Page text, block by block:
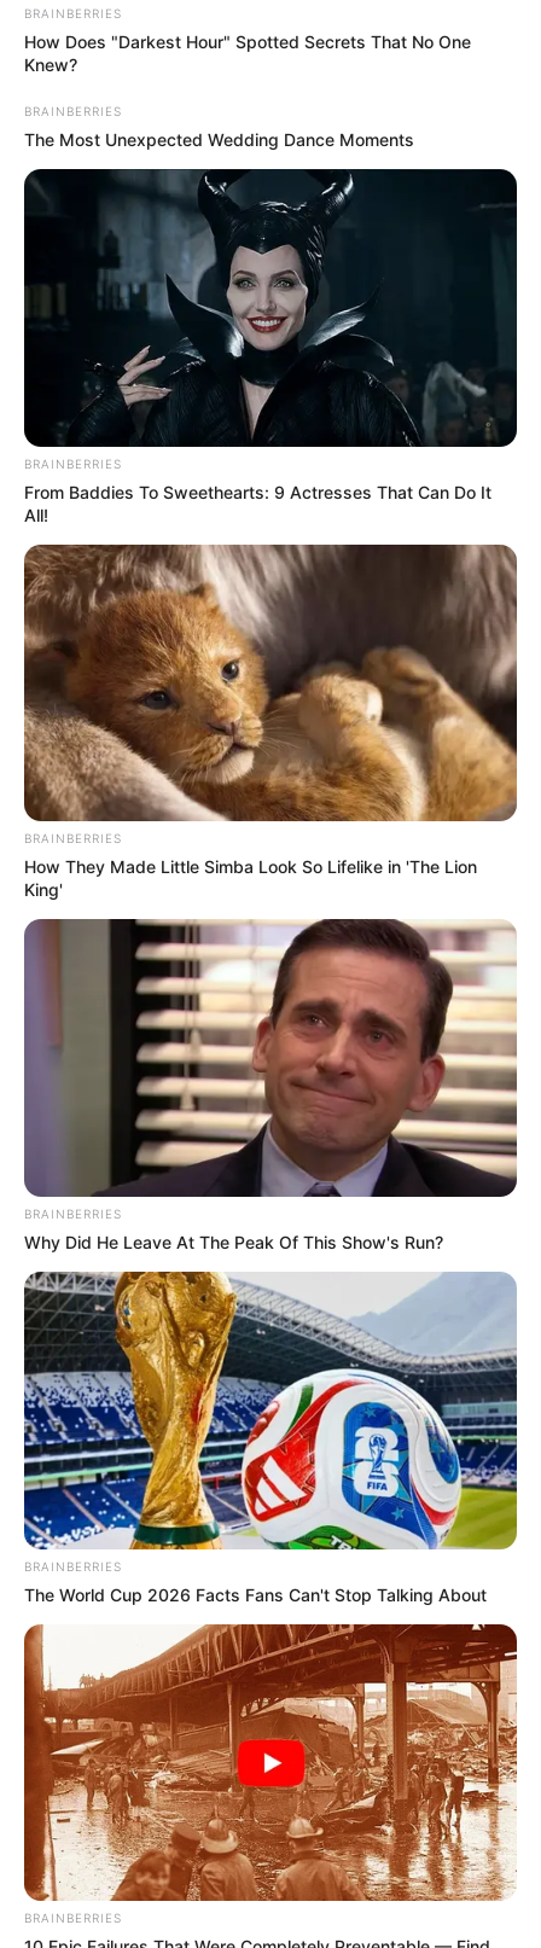
การงาน :งานค่อนข้างดี บางท่านพบช่องทางสร้างรายได้
ใหม่ๆ จากงานใหม่ ใครเล่นหุ้น ค้าขาย หรือเป็นเซลค่อน
ข้างไปได้ดี งานประจำทั่วไปได้รับความร่วมมืออย่างดีจึงไม่
น่ากังวลใจ
การเงิน :มีเกณฑ์ได้เงินมาจากเสน่หา บางท่านพบช่อง
ทางสร้างรายได้ใหม่ๆ จากสิ่งที่ชอบ เดือนนี้รายได้ดี เป็น
อีกเดือนที่ยิ้มได้
สุขภาพ :ออฟฟิศซินโดรม บางท่านอาจกังวลคนใน
ครอบครัวไม่สบาย
คนมีคู่ได้รับแรงกดดัน มีปัญหาเพราะอีกฝ่าย
เอาแต่ใจ ดื้อรั้น บางคู่เกิดการนอกใจกัน คนโสดมีเกณฑ์
พบรักใหม่จากการแนะนำ
ชาวราศีมีน (เกิดระหว่างวันที่ 14
มีนาคม ถึง 12 เมษายน)
การงาน :งานค่อนข้างมาก บางท่านนั่งไม่ติดเก้าอี้ งาน
เร่งงานด่วนเข้ามาตลอดเวลา โดยเฉพาะท่านที่ทำงาน
ส่วนตัวเจอคู่แข่งทางการค้า แย่งลูกค้า ตัดราคา ทำให้
ต้องหาทางแก้ไข
การเงิน :จะพบช่องทางรายได้เสริม บางท่านได้เงินมา
จากการเดินทางและการเจรจา โดยภาพรวมการเงินถือว่า
ดี หมุนไปได้
สุขภาพ :ระวังระบบความดันเลือด บางท่านมีไข้ขึ้นสูง
ความรัก :ดำเนินไปตามปกติ คนมีคู่มีเกณฑ์ได้รับข่าวดี
เรื่องตั้งท้อง คนโสดยังไม่มีโอกาสพบรักใหม่ รักตัวเองไป
ก่อนนะครับ
อ.มิก พชร ทูตเทวะ
เนื้อหาอื่นๆ ที่เกี่ยวข้อง
รู้ยัง? ลัคนาราศีของเราคือลัคนาไหน วิธีเช็กลัคนาราศี
สำหรับดูดวงแม่นๆ
ฤกษ์เปลี่ยนกระเป๋าสตางค์ 2568 เปลี่ยนให้เป็นมงคลรับ
เงินรับทอง
อ.มิก แนะ ผลรวมบ้านเลขที่นี้ควร ไหว้พระแม่ธรณี ช่วย
เปิดทรัพย์
ดวง 12 ราศี
BRAINBERRIES
How Does "Darkest Hour" Spotted Secrets That No One
Knew?
BRAINBERRIES
The Most Unexpected Wedding Dance Moments
BRAINBERRIES
From Baddies To Sweethearts: 9 Actresses That Can Do It
All!
BRAINBERRIES
How They Made Little Simba Look So Lifelike in 'The Lion
King'
BRAINBERRIES
Why Did He Leave At The Peak Of This Show's Run?
BRAINBERRIES
The World Cup 2026 Facts Fans Can't Stop Talking About
BRAINBERRIES